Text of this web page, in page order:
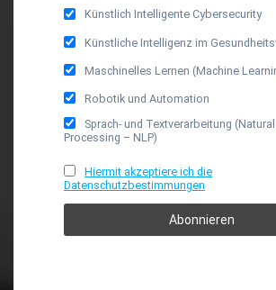
Künstlich Intelligente Cybersecurity
Künstliche Intelligenz im
Maschinelles Lernen (Machine
Robotik und Automation
Sprach- und Textverarbeitung
Processing – NLP)
Hiermit akzeptiere ich die
Datenschutzbestimmungen